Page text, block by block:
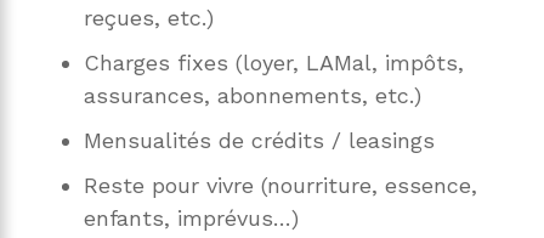
reçues, etc.)
Charges fixes (loyer, LAMal, impôts,
assurances, abonnements, etc.)
Mensualités de crédits / leasings
Reste pour vivre (nourriture, essence,
enfants, imprévus…)